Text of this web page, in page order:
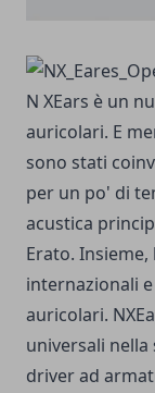
N XEars è un
auricolari. E
sono stati
per un po' di
acustica
Erato.
internazionali
auricolari.
universali nella
driver ad